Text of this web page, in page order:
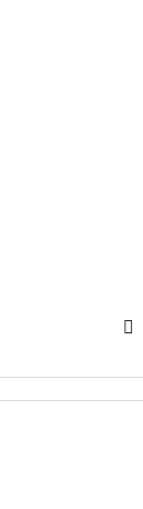
